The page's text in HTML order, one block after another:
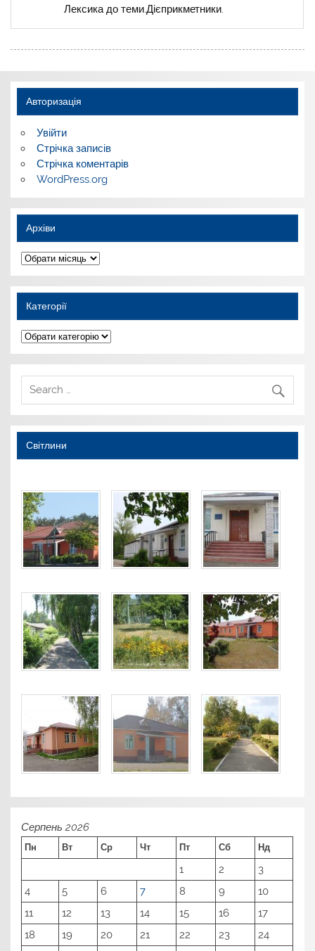
Лексика до теми.Дієприкметники.
Авторизація
Увійти
Стрічка записів
Стрічка коментарів
WordPress.org
Архіви
Архіви
Категорії
Категорії
Світлини
Серпень 2026
Пн Вт Ср Чт Пт Сб Нд
1 2
3
4
5 6 7 8 9
10
11
12 13 14 15 16
17
18
19 20 21 22 23
24